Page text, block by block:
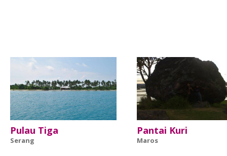
Pulau Tiga
Serang
Pantai Kuri
Maros